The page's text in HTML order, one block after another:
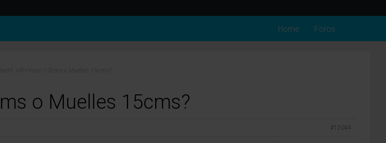
Home Foros
o Muelles 15cms?
#12044